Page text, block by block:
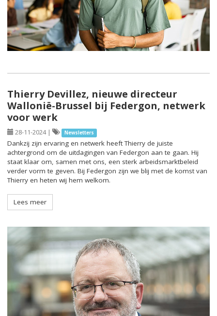
Thierry Devillez, nieuwe directeur
Wallonië-Brussel bij Federgon, netwerk
voor werk
28-11-2024 | Newsletters
Dankzij zijn ervaring en netwerk heeft Thierry de juiste
achtergrond om de uitdagingen van Federgon aan te gaan. Hij
staat klaar om, samen met ons, een sterk arbeidsmarktbeleid
verder vorm te geven. Bij Federgon zijn we blij met de komst van
Thierry en heten wij hem welkom.
Lees meer